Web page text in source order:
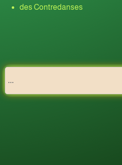
des Contredanses